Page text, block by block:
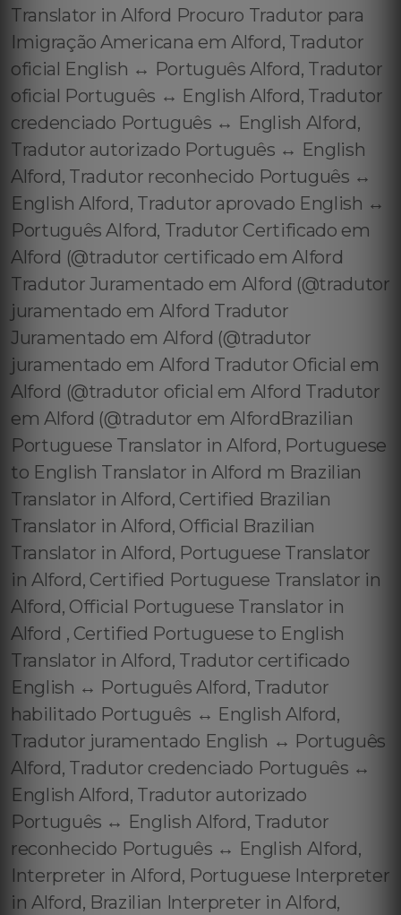
Translator in Alford Procuro Tradutor para
Imigração Americana em Alford, Tradutor
oficial English ↔️ Português Alford, Tradutor
oficial Português ↔️ English Alford, Tradutor
credenciado Português ↔️ English Alford,
Tradutor autorizado Português ↔️ English
Alford, Tradutor reconhecido Português ↔️
English Alford, Tradutor aprovado English ↔️
Português Alford, Tradutor Certificado em
Alford (@tradutor certificado em Alford
Tradutor Juramentado em Alford (@tradutor
juramentado em Alford Tradutor
Juramentado em Alford (@tradutor
juramentado em Alford Tradutor Oficial em
Alford (@tradutor oficial em Alford Tradutor
em Alford (@tradutor em AlfordBrazilian
Portuguese Translator in Alford, Portuguese
to English Translator in Alford m Brazilian
Translator in Alford, Certified Brazilian
Translator in Alford, Official Brazilian
Translator in Alford, Portuguese Translator
in Alford, Certified Portuguese Translator in
Alford, Official Portuguese Translator in
Alford , Certified Portuguese to English
Translator in Alford, Tradutor certificado
English ↔️ Português Alford, Tradutor
habilitado Português ↔️ English Alford,
Tradutor juramentado English ↔️ Português
Alford, Tradutor credenciado Português ↔️
English Alford, Tradutor autorizado
Português ↔️ English Alford, Tradutor
reconhecido Português ↔️ English Alford,
Interpreter in Alford, Portuguese Interpreter
in Alford, Brazilian Interpreter in Alford,